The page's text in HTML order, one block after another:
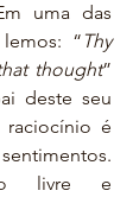
uma das
“ Thy
thought”
deste seu
raciocínio é
livre e